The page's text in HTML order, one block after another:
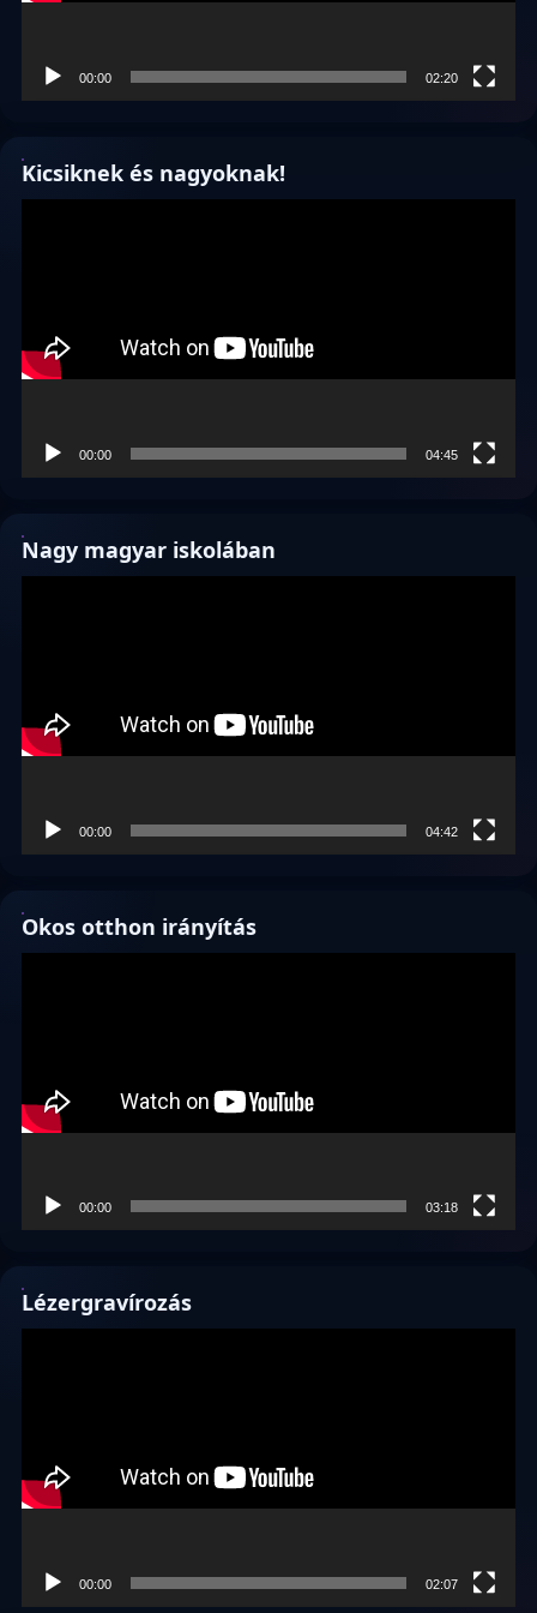
00:00 02:20
Kicsiknek és nagyoknak!
00:00 04:45
Nagy magyar iskolában
00:00 04:42
Okos otthon irányítás
00:00 03:18
Lézergravírozás
00:00 02:07